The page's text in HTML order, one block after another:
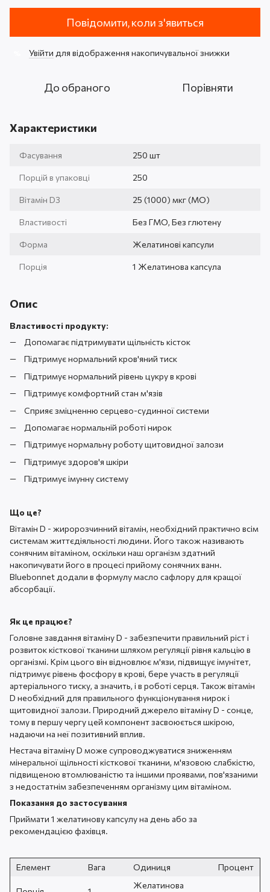
Повідомити, коли з'явиться
Увійти для відображення накопичувальної знижки
До обраного Порівняти
Характеристики
Фасування 250 шт
Порцій в упаковці 250
Вітамін D3 25 (1000) мкг (МО)
Властивості Без ГМО, Без глютену
Форма Желатинові капсули
Порція 1 Желатинова капсула
Опис
Властивості продукту:
Допомагає підтримувати щільність кісток
Підтримує нормальний кров'яний тиск
Підтримує нормальний рівень цукру в крові
Підтримує комфортний стан м'язів
Сприяє зміцненню серцево-судинної системи
Допомагає нормальній роботі нирок
Підтримує нормальну роботу щитовидної залози
Підтримує здоров'я шкіри
Підтримує імунну систему
Що це?
Вітамін D - жиророзчинний вітамін, необхідний практично всім
системам життєдіяльності людини. Його також називають
сонячним вітаміном, оскільки наш організм здатний
накопичувати його в процесі прийому сонячних ванн.
Bluebonnet додали в формулу масло сафлору для кращої
абсорбації.
Як це працює?
Головне завдання вітаміну D - забезпечити правильний ріст і
розвиток кісткової тканини шляхом регуляції рівня кальцію в
організмі. Крім цього він відновлює м'язи, підвищує імунітет,
підтримує рівень фосфору в крові, бере участь в регуляції
артеріального тиску, а значить, і в роботі серця. Також вітамін
D необхідний для правильного функціонування нирок і
щитовидної залози. Природний джерело вітаміну D - сонце,
тому в першу чергу цей компонент засвоюється шкірою,
надаючи на неї позитивний вплив.
Нестача вітаміну D може супроводжуватися зниженням
мінеральної щільності кісткової тканини, м'язовою слабкістю,
підвищеною втомлюваністю та іншими проявами, пов'язаними
з недостатнім забезпеченням організму цим вітаміном.
Показання до застосування
Приймати 1 желатинову капсулу на день або за
рекомендацією фахівця.
Елемент Вага Одиниця Процент
Желатинова